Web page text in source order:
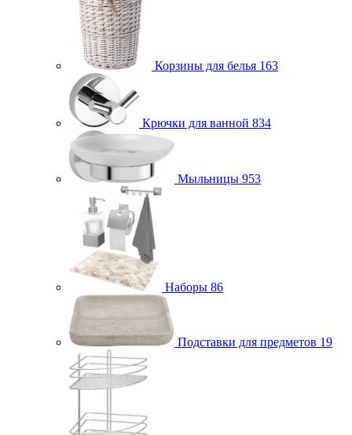
Корзины для белья 163
Крючки для ванной 834
Мыльницы 953
Наборы 86
Подставки для предметов 19